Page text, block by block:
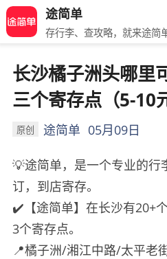
途简单
存行李、查攻略，就来途简
长沙橘子洲头哪里
三个寄存点（5-10
原创 途简单 05月09日
💡途简单，是一个专业的行
订，到店寄存。
✔️【途简单】在长沙有20+
3个寄存点。
📍橘子洲/湘江中路/太平老